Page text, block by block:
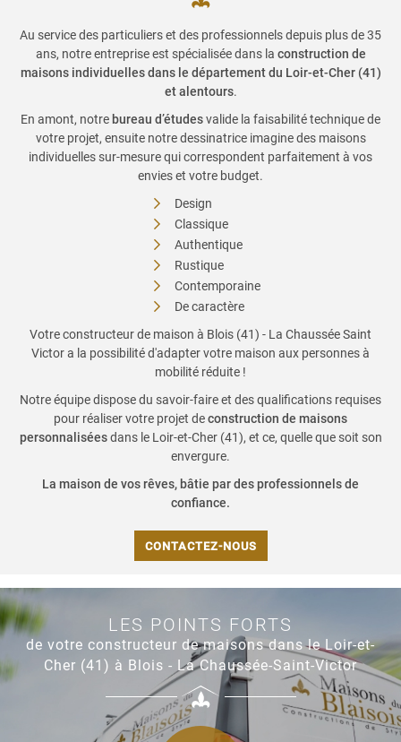
Au service des particuliers et des professionnels depuis plus de 35
ans, notre entreprise est spécialisée dans la construction de
maisons individuelles dans le département du Loir-et-Cher (41)
et alentours.
En amont, notre bureau d’étudesvalide la faisabilité technique de
votre projet, ensuite notre dessinatrice imagine des maisons
individuelles sur-mesure qui correspondent parfaitement à vos
envies et votre budget.
Design
Classique
Authentique
Rustique
Contemporaine
De caractère
Votre constructeur de maison à Blois (41) - La Chaussée Saint
Victor a la possibilité d'adapter votre maison aux personnes à
mobilité réduite !
Notre équipe dispose du savoir-faire et des qualifications requises
pour réaliser votre projet deconstruction de maisons
personnaliséesdans le Loir-et-Cher (41), et ce, quelle que soit son
envergure.
La maison de vos rêves, bâtie par des professionnels de
confiance.
CONTACTEZ-NOUS
LES POINTS FORTS
de votre constructeur de maisons dans le Loir-et-
Cher (41) à Blois - La Chaussée-Saint-Victor